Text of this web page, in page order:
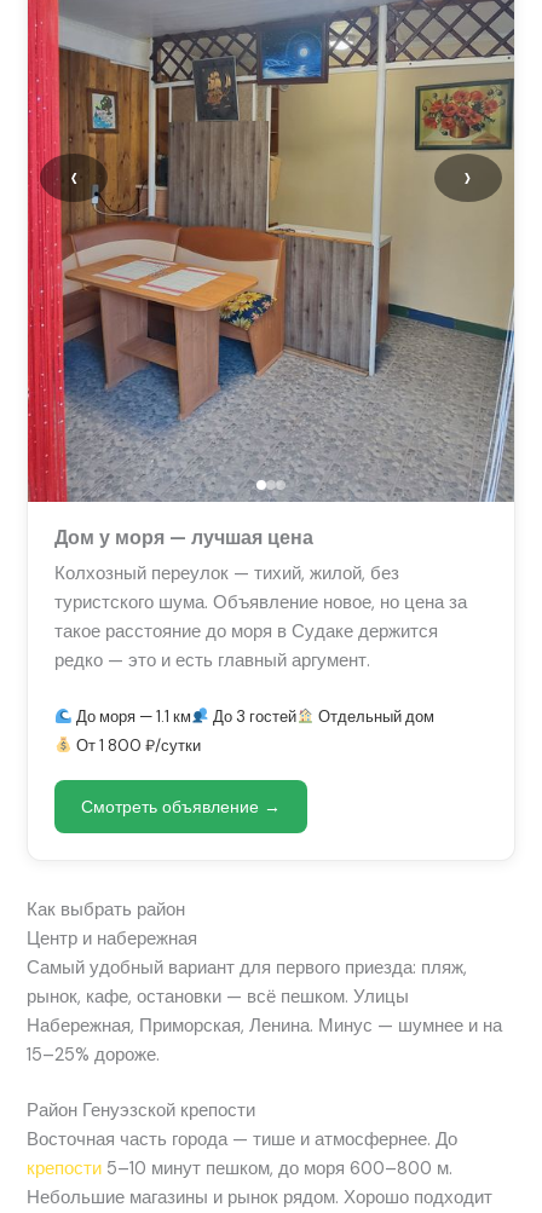
‹ ›
Дом у моря — лучшая цена
Колхозный переулок — тихий, жилой, без
туристского шума. Объявление новое, но цена за
такое расстояние до моря в Судаке держится
редко — это и есть главный аргумент.
До моря — 1.1 км До 3 гостей
Отдельный дом
От 1 800 ₽/сутки
Смотреть объявление →
Как выбрать район
Центр и набережная
Самый удобный вариант для первого приезда: пляж,
рынок, кафе, остановки — всё пешком. Улицы
Набережная, Приморская, Ленина. Минус — шумнее и на
15–25% дороже.
Район Генуэзской крепости
Восточная часть города — тише и атмосфернее. До
крепости 5–10 минут пешком, до моря 600–800 м.
Небольшие магазины и рынок рядом. Хорошо подходит